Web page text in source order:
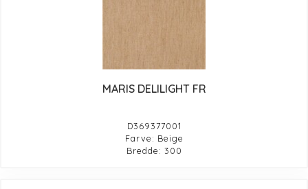
MARIS DELILIGHT FR
D369377001
Farve: Beige
Bredde: 300